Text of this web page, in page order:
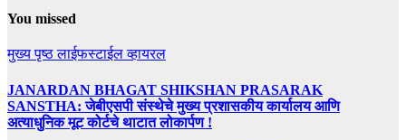
You missed
मुख्य पृष्ठलाईफस्टाईलव्हायरल
JANARDAN BHAGAT SHIKSHAN PRASARAK
SANSTHA: जेबीएसपी संस्थेचे मुख्य प्रशासकीय कार्यालय आणि
अत्याधुनिक मूट कोर्टचे थाटात लोकार्पण !